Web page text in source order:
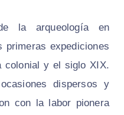
la arqueología en
primeras expediciones
colonial y el siglo XIX.
dispersos y
con la labor pionera